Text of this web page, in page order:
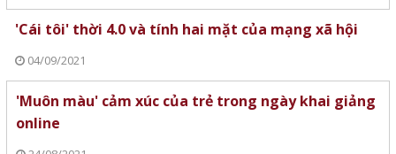
'Cái tôi' thời 4.0 và tính hai mặt của mạng xã hội
04/09/2021
'Muôn màu' cảm xúc của trẻ trong ngày khai giảng
online